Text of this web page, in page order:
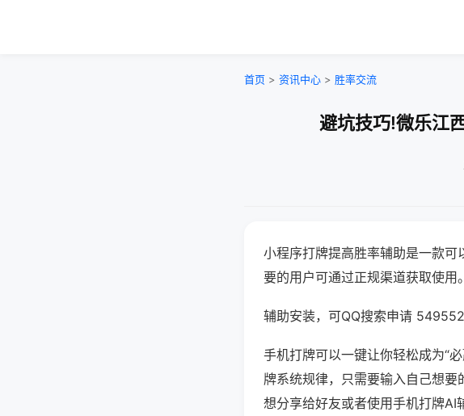
首页 > 资讯中心 > 胜率交流
避坑技巧!微乐江
小程序打牌提高胜率辅助是一款可
要的用户可通过正规渠道获取使用。
辅助安装，可QQ搜索申请
手机打牌可以一键让你轻松成为“
牌系统规律，只需要输入自己想
想分享给好友或者使用手机打牌AI